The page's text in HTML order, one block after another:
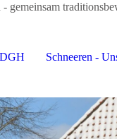
gemeinsam
DGH Schneeren -